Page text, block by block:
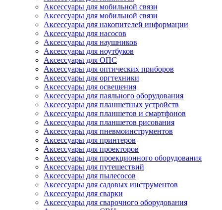
Аксессуары для мобильной связи
Аксессуары для мобильной связи
Аксессуары для накопителей информации
Аксессуары для насосов
Аксессуары для наушников
Аксессуары для ноутбуков
Аксессуары для ОПС
Аксессуары для оптических приборов
Аксессуары для оргтехники
Аксессуары для освещения
Аксессуары для паяльного оборудования
Аксессуары для планшетных устройств
Аксессуары для планшетов и смартфонов
Аксессуары для планшетов рисования
Аксессуары для пневмоинструментов
Аксессуары для принтеров
Аксессуары для проекторов
Аксессуары для проекционного оборудования
Аксессуары для путешествий
Аксессуары для пылесосов
Аксессуары для садовых инструментов
Аксессуары для сварки
Аксессуары для сварочного оборудования